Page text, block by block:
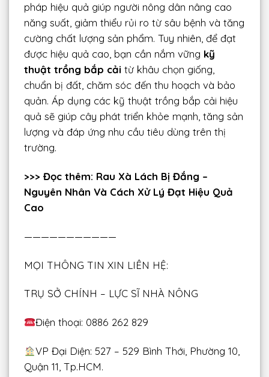
pháp hiệu quả giúp người nông dân nâng cao
năng suất, giảm thiểu rủi ro từ sâu bệnh và tăng
cường chất lượng sản phẩm. Tuy nhiên, để đạt
được hiệu quả cao, bạn cần nắm vững kỹ
thuật trồng bắp cảitừ khâu chọn giống,
chuẩn bị đất, chăm sóc đến thu hoạch và bảo
quản. Áp dụng các kỹ thuật trồng bắp cải hiệu
quả sẽ giúp cây phát triển khỏe mạnh, tăng sản
lượng và đáp ứng nhu cầu tiêu dùng trên thị
trường.
>>> Đọc thêm: Rau Xà Lách Bị Đắng –
Nguyên Nhân Và Cách Xử Lý Đạt Hiệu Quả
Cao
———————————
MỌI THÔNG TIN XIN LIÊN HỆ:
TRỤ SỞ CHÍNH – LỰC SĨ NHÀ NÔNG
Điện thoại: 0886 262 829
VP Đại Diện: 527 – 529 Bình Thới, Phường 10,
Quận 11, Tp.HCM.